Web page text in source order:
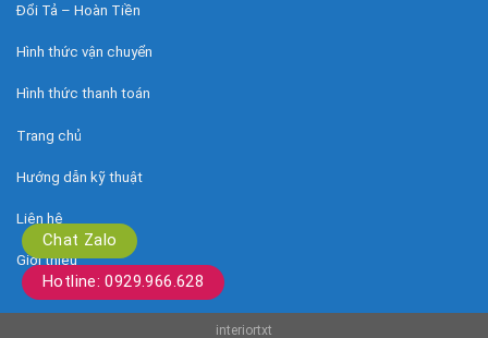
Chat Zalo
Hotline: 0929.966.628
Đổi Tả – Hoàn Tiền
Hình thức vận chuyển
Hình thức thanh toán
Trang chủ
Hướng dẫn kỹ thuật
Liên hệ
Giới thiệu
interiortxt